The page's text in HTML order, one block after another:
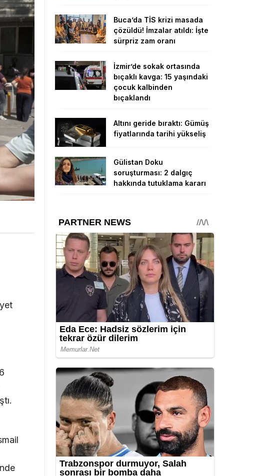
Buca’da TİS krizi masada
çözüldü! İmzalar atıldı: İşte
sürpriz zam oranı
İzmir’de sokak ortasında
bıçaklı kavga: 15 yaşındaki
çocuk kalbinden
bıçaklandı
Altını geride bıraktı: Gümüş
fiyatlarında tarihi yükseliş
Gülistan Doku
soruşturması: 2 dalgıç
hakkında tutuklama kararı